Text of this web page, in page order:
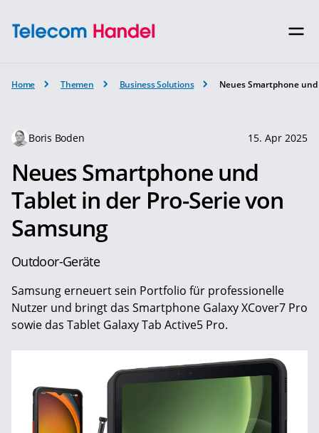
Home Themen Business Solutions Neues Smartphone
Boris Boden 15. Apr 2025
Neues Smartphone und
Tablet in der Pro-Serie von
Samsung
Outdoor-Geräte
Samsung erneuert sein Portfolio für professionelle
Nutzer und bringt das Smartphone Galaxy XCover7 Pro
sowie das Tablet Galaxy Tab Active5 Pro.